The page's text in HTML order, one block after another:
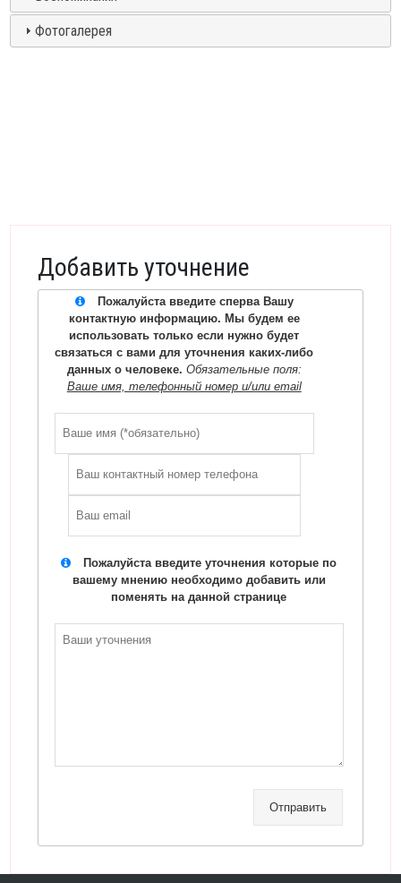
Фотогалерея
Добавить уточнение
Пожалуйста введите сперва Вашу
контактную информацию. Мы будем ее
использовать только если нужно будет
связаться с вами для уточнения каких-либо
данных о человеке. Обязательные поля:
Ваше имя, телефонный номер и/или email
Пожалуйста введите уточнения которые по
вашему мнению необходимо добавить или
поменять на данной странице
Отправить